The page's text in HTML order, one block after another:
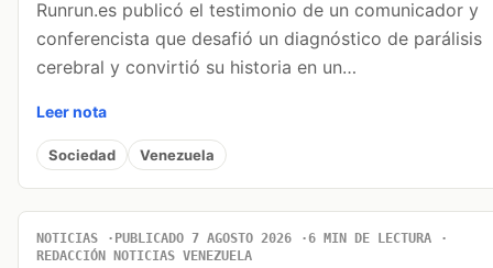
Runrun.es publicó el testimonio de un comunicador y
conferencista que desafió un diagnóstico de parálisis
cerebral y convirtió su historia en un…
Leer nota
Sociedad Venezuela
NOTICIAS PUBLICADO 7 AGOSTO 2026
6 MIN DE LECTURA
REDACCIÓN NOTICIAS VENEZUELA